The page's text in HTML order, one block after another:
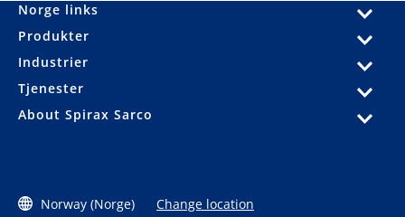
Norge links
Produkter
Industrier
Tjenester
About Spirax Sarco
Norway (Norge) Change location